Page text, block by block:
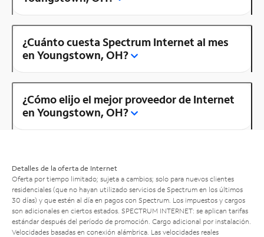
¿Cuánto cuesta Spectrum Internet al mes
en Youngstown, OH?
¿Cómo elijo el mejor proveedor de Internet
en Youngstown, OH?
Detalles de la oferta de Internet
Oferta por tiempo limitado; sujeta a cambios; solo para nuevos clientes
residenciales (que no hayan utilizado servicios de Spectrum en los últimos
30 días) y que estén al día en pagos con Spectrum. Los impuestos y cargos
son adicionales en ciertos estados. SPECTRUM INTERNET: se aplican tarifas
estándar después del período de promoción. Cargo adicional por instalación.
Velocidades basadas en conexión alámbrica. Las velocidades reales